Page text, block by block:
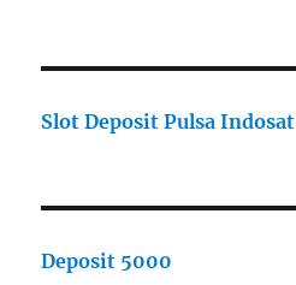
Slot Deposit Pulsa Indosat
Deposit 5000